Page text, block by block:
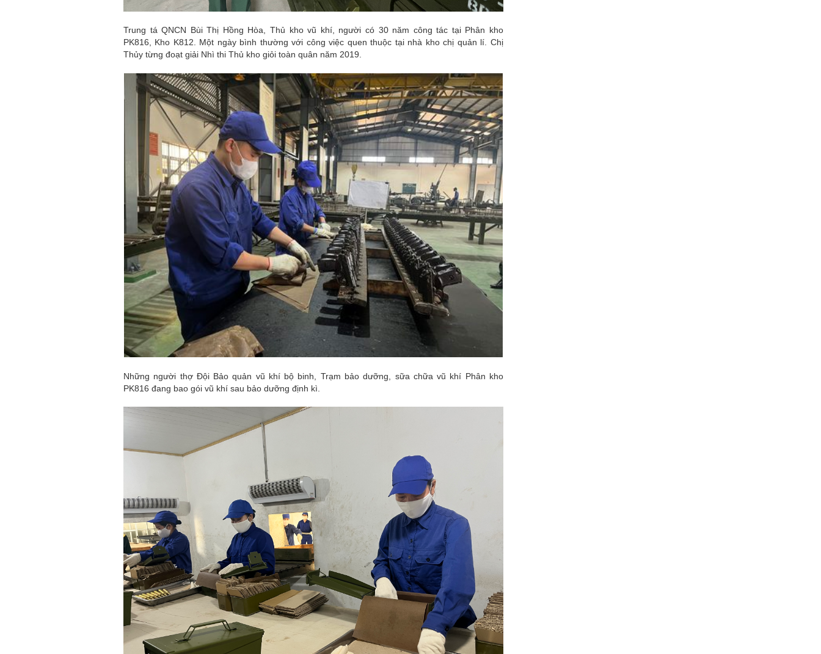
Trung tá QNCN Bùi Thị Hồng Hòa, Thủ kho vũ khí, người có 30 năm công tác tại Phân kho
PK816, Kho K812. Một ngày bình thường với công việc quen thuộc tại nhà kho chị quản lí. Chị
Thủy từng đoạt giải Nhì thi Thủ kho giỏi toàn quân năm 2019.
Những người thợ Đội Bảo quản vũ khí bộ binh, Trạm bảo dưỡng, sữa chữa vũ khí Phân kho
PK816 đang bao gói vũ khí sau bảo dưỡng định kì.